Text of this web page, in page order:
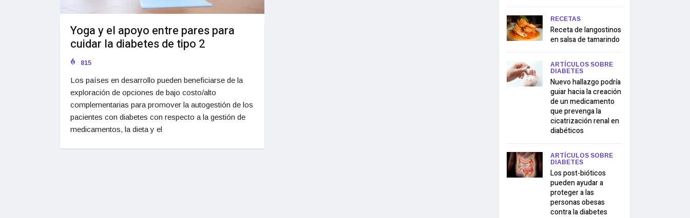
Yoga y el apoyo entre pares para
cuidar la diabetes de tipo 2
815
Los países en desarrollo pueden beneficiarse de la
exploración de opciones de bajo costo/alto
complementarias para promover la autogestión de los
pacientes con diabetes con respecto a la gestión de
medicamentos, la dieta y el
RECETAS
Receta de langostinos
en salsa de tamarindo
ARTÍCULOS SOBRE
DIABETES
Nuevo hallazgo podría
guiar hacia la creación
de un medicamento
que prevenga la
cicatrización renal en
diabéticos
ARTÍCULOS SOBRE
DIABETES
Los post-bióticos
pueden ayudar a
proteger a las
personas obesas
contra la diabetes